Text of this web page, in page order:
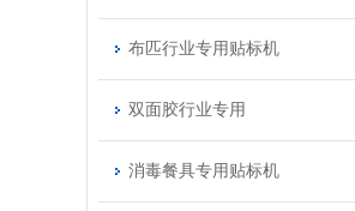
布匹行业专用贴标机
双面胶行业专用
消毒餐具专用贴标机